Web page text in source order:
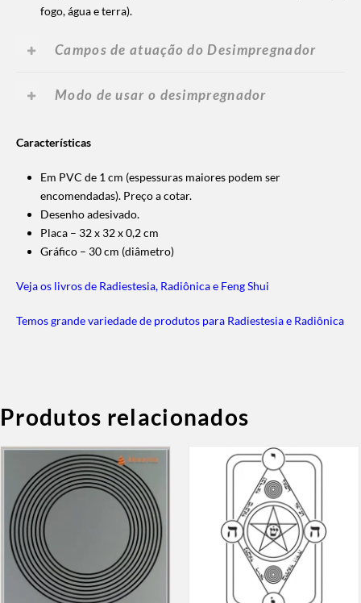
fogo, água e terra).
Campos de atuação do Desimpregnador
Modo de usar o desimpregnador
Características
Em PVC de 1 cm (espessuras maiores podem ser
encomendadas). Preço a cotar.
Desenho adesivado.
Placa – 32 x 32 x 0,2 cm
Gráfico – 30 cm (diâmetro)
Veja os livros de Radiestesia, Radiônica e Feng Shui
Temos grande variedade de produtos para Radiestesia e Radiônica
Produtos relacionados